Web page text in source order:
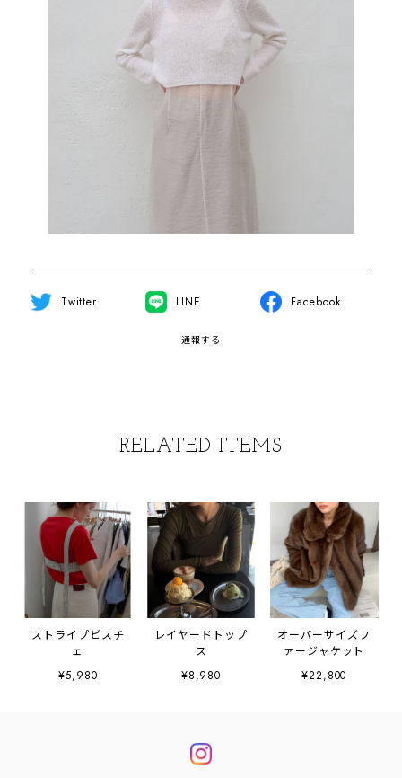
Twitter LINE Facebook
通報する
RELATED ITEMS
ストライプビスチ
ェ
¥5,980
レイヤードトップ
ス
¥8,980
オーバーサイズフ
ァージャケット
¥22,800